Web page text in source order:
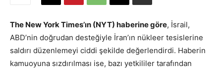
The New York Times’ın (NYT) haberine göre, İsrail,
ABD’nin doğrudan desteğiyle İran’ın nükleer tesislerine
saldırı düzenlemeyi ciddi şekilde değerlendirdi. Haberin
kamuoyuna sızdırılması ise, bazı yetkililer tarafından